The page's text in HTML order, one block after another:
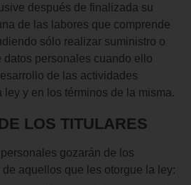
después de finalizada su
de las labores que comprende
sólo realizar suministro o
datos personales cuando ello
de las actividades
ley y en los términos de la misma.
DE LOS TITULARES
gozarán de los
aquellos que les otorgue la ley: